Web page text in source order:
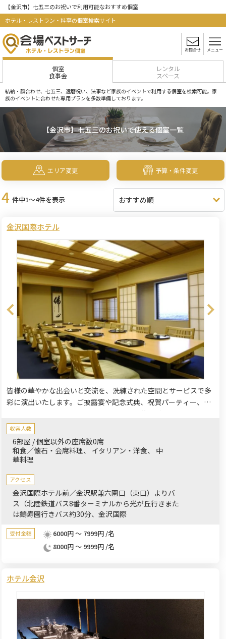
【金沢市】七五三のお祝いで利用可能なおすすめ個室
ホテル・レストラン・料亭の個室検索サイト
お問合せ メニュー
個室
食事会
レンタル
スペース
結納・顔合わせ、七五三、還暦祝い、法事など家族のイベントで利用する個室を検索可能。家
族のイベントに合わせた専用プランを多数準備しております。
【金沢市】七五三のお祝いで使える個室一覧
エリア変更 予算・条件変更
4 件中1～4件を表示
金沢国際ホテル
皆様の華やかな出会いと交流を、洗練された空間とサービスで多
彩に演出いたします。ご披露宴や記念式典、祝賀パーティー、ご
様々にご利用いただけます。宴会・会食のお客様は、マイクロバ
スによる無料送迎も承っております。お気軽にお問合せ下さい。
ご家族様・ご親族様一同での集いにもおすすめです。
収容人数
6部屋 / 個室以外の座席数0席
和食／懐石・会席料理
イタリアン・洋食
中
華料理
アクセス
金沢国際ホテル前／金沢駅兼六園口（東口）よりバ
ス（北陸鉄道バス8番ターミナルから光が丘行きまた
は鶴寿園行きバス約30分、金沢国際
受付金額
6000円 ～ 7999円 /名
8000円 ～ 9999円 /名
ホテル金沢